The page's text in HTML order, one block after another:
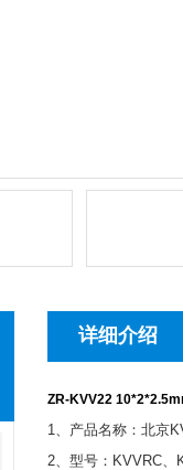
详细介绍
ZR-KVV22
1、产品名称：北京
2、型号： KVVRC、